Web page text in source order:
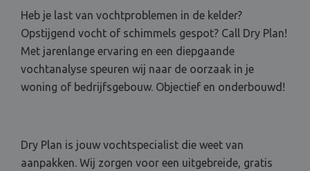
Heb je last van vochtproblemen in de kelder?
Opstijgend vocht of schimmels gespot? Call Dry Plan!
Met jarenlange ervaring en een diepgaande
vochtanalyse speuren wij naar de oorzaak in je
woning of bedrijfsgebouw. Objectief en onderbouwd!
Dry Plan is jouw vochtspecialist die weet van
aanpakken. Wij zorgen voor een uitgebreide, gratis